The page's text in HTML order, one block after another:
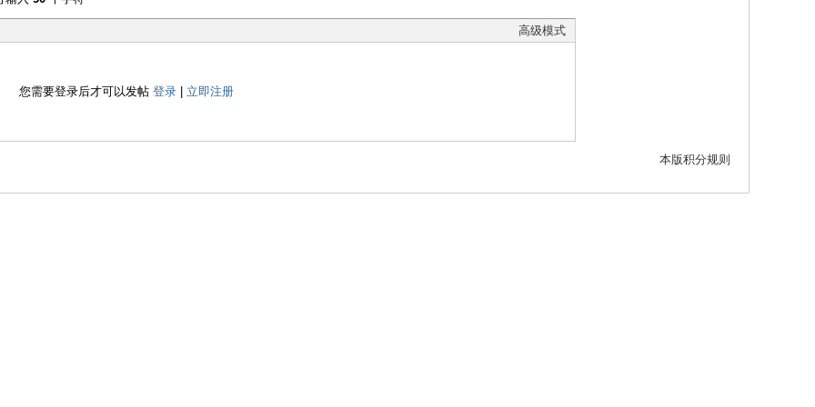
高级模式
您需要登录后才可以发帖 登录 立即注册
本版积分规则